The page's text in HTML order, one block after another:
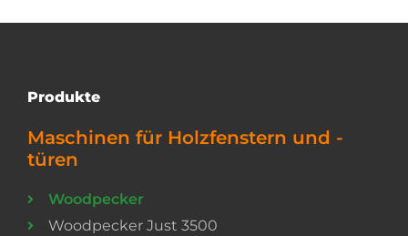
Produkte
Maschinen für Holzfenstern und -
türen
Woodpecker
Woodpecker Just 3500